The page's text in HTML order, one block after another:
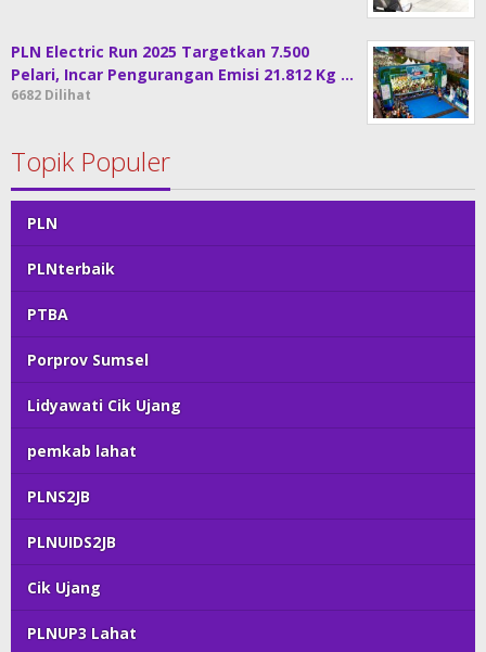
PLN Electric Run 2025 Targetkan 7.500
Pelari, Incar Pengurangan Emisi 21.812 Kg …
6682 Dilihat
Topik Populer
PLN
PLNterbaik
PTBA
Porprov Sumsel
Lidyawati Cik Ujang
pemkab lahat
PLNS2JB
PLNUIDS2JB
Cik Ujang
PLNUP3 Lahat